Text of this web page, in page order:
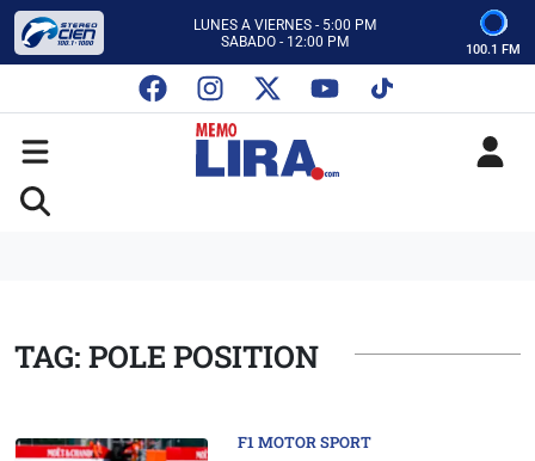
LUNES A VIERNES - 5:00 PM
SABADO - 12:00 PM
CON MEMO LIRA Y SU EQUIPO
LUNES A VIERNES - 5:00 PM
SABADO - 12:00 PM
100.1 FM
TAG: POLE POSITION
F1 MOTOR SPORT